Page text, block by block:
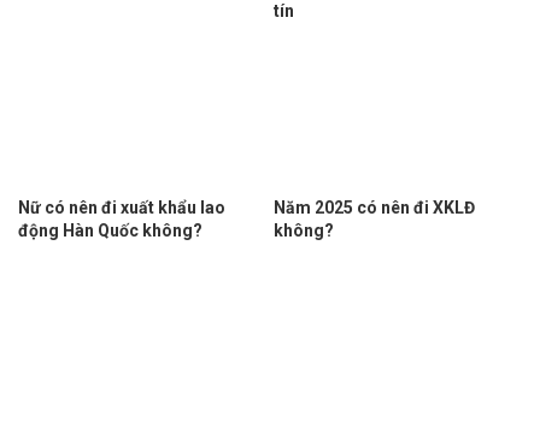
tín
Nữ có nên đi xuất khẩu lao
động Hàn Quốc không?
Năm 2025 có nên đi XKLĐ
không?